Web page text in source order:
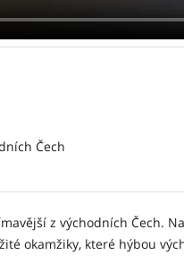
Čech
z východních Čech.
okamžiky, které hýbou